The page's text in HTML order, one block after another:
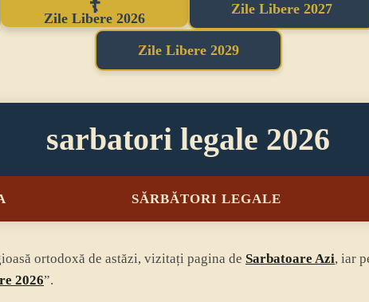
Zile Libere 2026
Zile Libere 2027
Zile Libere 2029
sarbatori legale 2026
SĂRBĂTORI LEGALE
ortodoxă de astăzi, vizitați pagina de Sarbatoare Azi, iar
2026”.